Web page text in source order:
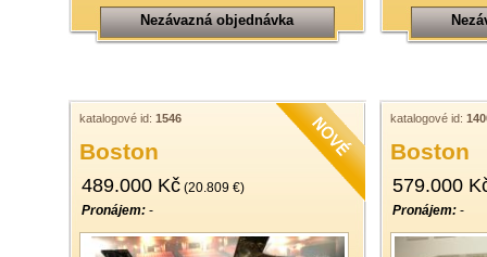
Nezávazná objednávka
katalogové id: 1546
Boston
489.000 Kč (20.809 €)
Pronájem: -
katalogové id:
Boston
579.000
Pronájem: -